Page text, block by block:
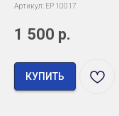
Артикул: EP 10017
1 500 р.
КУПИТЬ